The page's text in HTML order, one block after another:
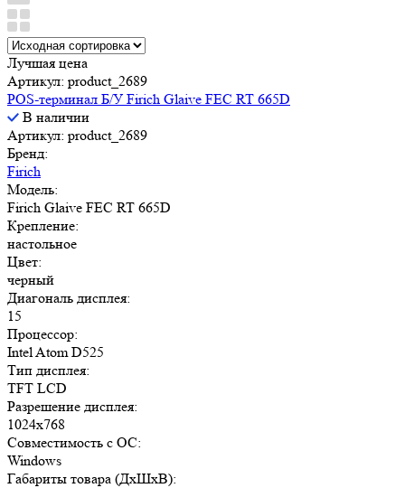
Лучшая цена
Артикул: product_2689
POS-терминал Б/У Firich Glaive FEC RT 665D
В наличии
Артикул: product_2689
Бренд:
Firich
Модель:
Firich Glaive FEC RT 665D
Крепление:
настольное
Цвет:
черный
Диагональ дисплея:
15
Процессор:
Intel Atom D525
Тип дисплея:
TFT LCD
Разрешение дисплея:
1024x768
Совместимость с ОС:
Windows
Габариты товара (ДxШxВ):